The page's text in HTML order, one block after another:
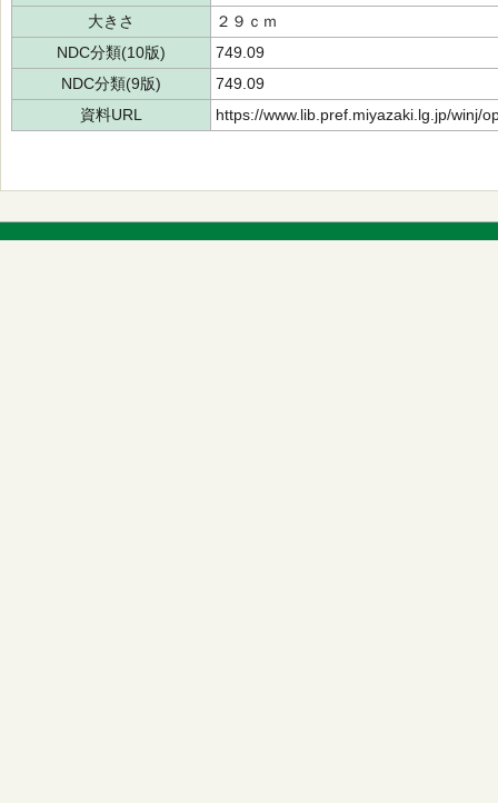
大きさ
２９ｃｍ
NDC分類(10版)
749.09
NDC分類(9版)
749.09
資料URL
https://www.lib.pref.miyazaki.lg.jp/winj/